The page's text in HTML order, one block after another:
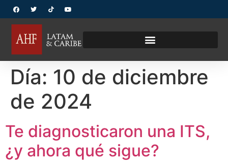
Día: 10 de diciembre
de 2024
Te diagnosticaron una ITS,
¿y ahora qué sigue?